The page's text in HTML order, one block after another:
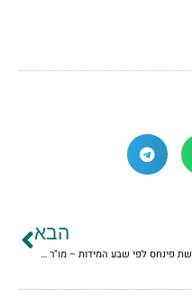
הבא
פרשת פינחס לפי שבע המידות – מו"ר הרב יצחק גינזבורג